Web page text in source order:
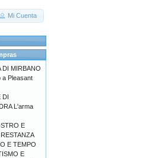
Mi Cuenta
DI MIRBANO
a Pleasant
DI
L'arma
E
E TEMPO
E